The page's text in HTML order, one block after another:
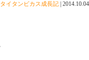
タイタンビカス成長記 2014.10.04